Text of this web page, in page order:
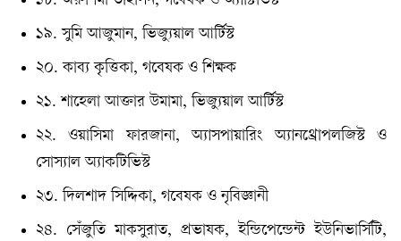
১৯. সুমি আজুমান, ভিজ্যুয়াল আর্টিস্ট
২০. কাব্য কৃত্তিকা, গবেষক ও শিক্ষক
২১. শাহেলা আক্তার উমামা, ভিজ্যুয়াল আর্টিস্ট
২২. ওয়াসিমা ফারজানা, অ্যাসপায়ারিং অ্যানথ্রোপলজিস্ট ও
সোস্যাল অ্যাকটিভিস্ট
২৩. দিলশাদ সিদ্দিকা, গবেষক ও নৃবিজ্ঞানী
২৪. সেঁজুতি মাকসুরাত, প্রভাষক, ইন্ডিপেন্ডেন্ট ইউনিভার্সিটি,